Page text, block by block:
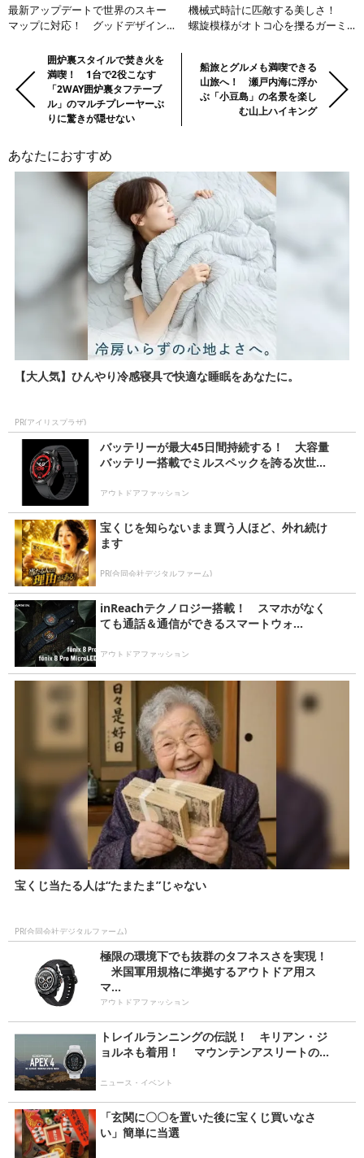
最新アップデートで世界のスキー
マップに対応！ グッドデザイン
ートウォッチ
機械式時計に匹敵する美しさ！
螺旋模様がオトコ心を擽るガーミ
の
の
Previous:囲炉裏スタイルで焚き火を
満喫！ 1台で2役こなす
「2WAY囲炉裏タフテーブ
ル」のマルチプレーヤーぶ
りに驚きが隠せない
Next:船旅とグルメも満喫できる
山旅へ！ 瀬戸内海に浮か
ぶ「小豆島」の名景を楽し
む山上ハイキング
あなたにおすすめ
【大人気】ひんやり冷感寝具で快適な睡眠をあなたに。
PR(アイリスプラザ)
バッテリーが最大45日間持続する！ 大容量
バッテリー搭載でミルスペックを誇る次世...
アウトドアファッション
宝くじを知らないまま買う人ほど、外れ続け
ます
PR(合同会社デジタルファーム)
inReachテクノロジー搭載！ スマホがなく
ても通話＆通信ができるスマートウォ...
アウトドアファッション
宝くじ当たる人は“たまたま”じゃない
PR(合同会社デジタルファーム)
極限の環境下でも抜群のタフネスさを実現！
米国軍用規格に準拠するアウトドア用ス
マ...
アウトドアファッション
トレイルランニングの伝説！ キリアン・ジ
ョルネも着用！ マウンテンアスリートの...
ニュース・イベント
「玄関に〇〇を置いた後に宝くじ買いなさ
い」簡単に当選